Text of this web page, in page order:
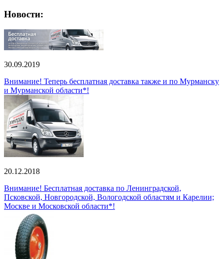
Новости:
30.09.2019
Внимание! Теперь бесплатная доставка также и по Мурманску
и Мурманской области*!
20.12.2018
Внимание! Бесплатная доставка по Ленинградской,
Псковской, Новгородской, Вологодской областям и Карелии;
Москве и Московской области*!